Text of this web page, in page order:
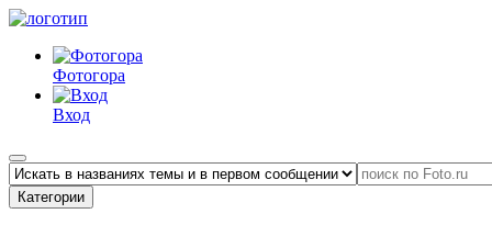
Фотогора
Вход
Категории